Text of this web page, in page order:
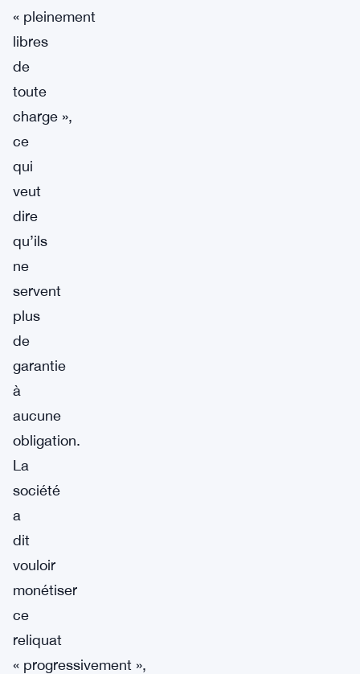
« pleinement
libres
de
toute
charge »,
ce
qui
veut
dire
qu’ils
ne
servent
plus
de
garantie
à
aucune
obligation.
La
société
a
dit
vouloir
monétiser
ce
reliquat
« progressivement »,